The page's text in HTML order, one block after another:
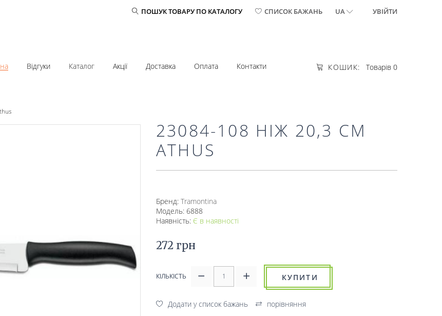
ПОШУК ТОВАРУ ПО КАТАЛОГУ СПИСОК БАЖАНЬ UA УВІЙТИ
КОШИК: Товарів 0
Відгуки Каталог Акції Доставка Оплата Контакти
23084-108 НІЖ 20,3 СМ
ATHUS
Бренд: Tramontina
Модель: 6888
Наявність: Є в наявності
272 грн
КІЛЬКІСТЬ КУПИТИ
Додати у список бажань
порівняння